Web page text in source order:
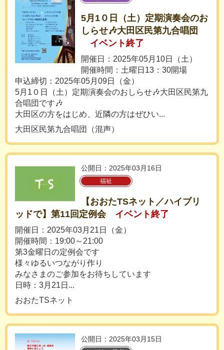
5月1０日（土）定期演奏会のお
しらせ🎶大田区民第九合唱団
イベント終了
開催日：2025年05月10日（土）
開催時間：土曜日13：30開場
申込締切：2025年05月09日（金）
5月1０日（土）定期演奏会のおしらせ🎶大田区民第九
合唱団です🎶
大田区の方をはじめ、近隣の方はぜひい...
大田区民第九合唱団（混声）
公開日：2025年03月16日
福祉
【おおたTSネット／ハイブリ
ッドで】第11回定例会
イベント終了
開催日：2025年03月21日（金）
開催時間：19:00～21:00
第3金曜日の定例会です
様々ゆるいつながり作り
みなさまのご参加をお待ちしています
日時：3月21日...
おおたTSネット
公開日：2025年03月15日